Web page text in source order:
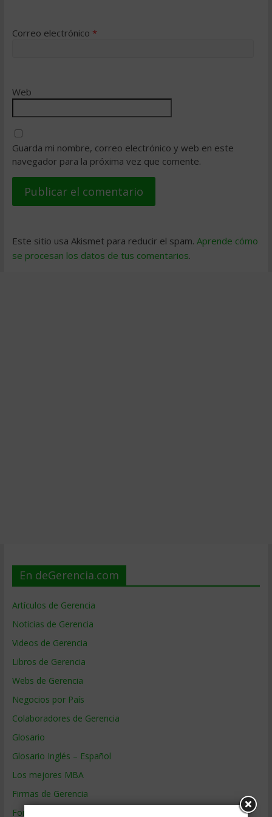
Correo electrónico *
Web
Guarda mi nombre, correo electrónico y web en este
navegador para la próxima vez que comente.
Este sitio usa Akismet para reducir el spam. Aprende cómo
se procesan los datos de tus comentarios.
En deGerencia.com
Artículos de Gerencia
Noticias de Gerencia
Videos de Gerencia
Libros de Gerencia
Webs de Gerencia
Negocios por País
Colaboradores de Gerencia
Glosario
Glosario Inglés – Español
Los mejores MBA
Firmas de Gerencia
Formación de Gerencia